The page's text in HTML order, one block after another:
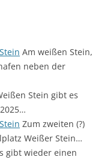
Am weißen Stein,
neben der
Stein gibt es
Zum zweiten (?)
Weißer Stein…
gibt wieder einen